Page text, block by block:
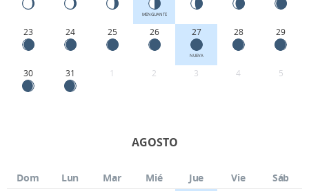
MENGUANTE
23 24 25 26 27
NUEVA
28 29
30 31 1 2 3 4 5
AGOSTO
Dom Lun Mar Mié Jue Vie Sáb